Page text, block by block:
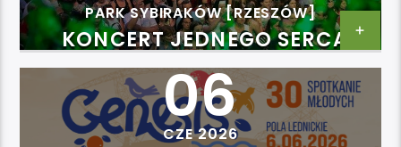
PARK SYBIRAKÓW [RZESZÓW]
KONCERT JEDNEGO SERCA
JEDNEGO DUCHA 2026
06
CZE 2026